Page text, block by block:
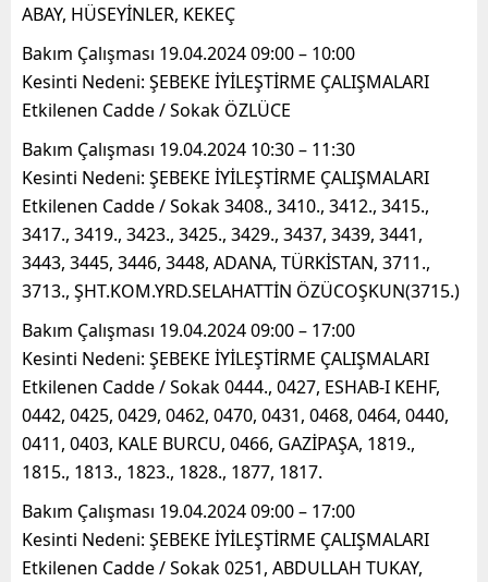
ABAY, HÜSEYİNLER, KEKEÇ
Bakım Çalışması 19.04.2024 09:00 – 10:00
Kesinti Nedeni: ŞEBEKE İYİLEŞTİRME ÇALIŞMALARI
Etkilenen Cadde / Sokak ÖZLÜCE
Bakım Çalışması 19.04.2024 10:30 – 11:30
Kesinti Nedeni: ŞEBEKE İYİLEŞTİRME ÇALIŞMALARI
Etkilenen Cadde / Sokak 3408., 3410., 3412., 3415.,
3417., 3419., 3423., 3425., 3429., 3437, 3439, 3441,
3443, 3445, 3446, 3448, ADANA, TÜRKİSTAN, 3711.,
3713., ŞHT.KOM.YRD.SELAHATTİN ÖZÜCOŞKUN(3715.)
Bakım Çalışması 19.04.2024 09:00 – 17:00
Kesinti Nedeni: ŞEBEKE İYİLEŞTİRME ÇALIŞMALARI
Etkilenen Cadde / Sokak 0444., 0427, ESHAB-I KEHF,
0442, 0425, 0429, 0462, 0470, 0431, 0468, 0464, 0440,
0411, 0403, KALE BURCU, 0466, GAZİPAŞA, 1819.,
1815., 1813., 1823., 1828., 1877, 1817.
Bakım Çalışması 19.04.2024 09:00 – 17:00
Kesinti Nedeni: ŞEBEKE İYİLEŞTİRME ÇALIŞMALARI
Etkilenen Cadde / Sokak 0251, ABDULLAH TUKAY,